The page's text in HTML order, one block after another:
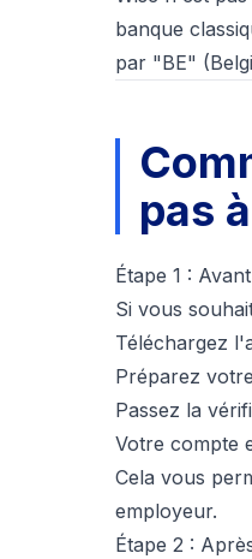
banque
par "BE"
pas
Étape 1 :
Si vous
Téléchargez
Préparez
Passez la
Votre compte
Cela vous
employeur.
Étape 2 :